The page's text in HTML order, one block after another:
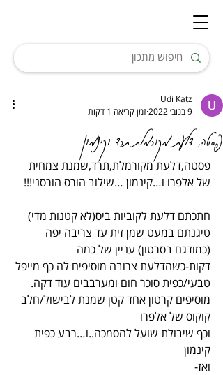
פסטה, דלעת מקורמלת תרד וקינמון
Udi Katz
9 בנוב׳ 2022
זמן קריאה 1 דקות
פסטה,דלעת מקורמלת,תרד,שמנת צמחית
של אלפרו ו…קינמון …שילוב הורס הורסני!!!
חתכתם דלעת לקוביות ביס(לא קטנות מדי)
טיגנתם במעט שמן זית עד צריבה יפה
(כמודגם בסרטון) עניין של כמה
דקות-כשהדלעת צרובה מוסיפים לה כף מייפל
טבעי/כפית סוכר חום ומערבבים עוד דקה.
מוסיפים קרטון אחד קטן שמנת לבישול/חלב
קוקוס של אלפרו
וכף שיבולת שועל להסמכה..ו…רבע כפית
קינמון
ואז-